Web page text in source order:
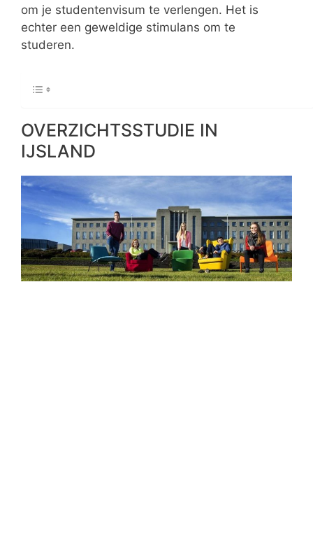
om je studentenvisum te verlengen. Het is
echter een geweldige stimulans om te
studeren.
OVERZICHTSSTUDIE IN
IJSLAND